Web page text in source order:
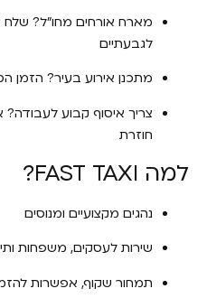
מארח אורחים מחו"ל? שלח
לגבעתיים
מתכנן אירוע בעיר? הזמן
צריך איסוף קבוע לעבודה?
חוזרת
למה FAST TAXI?
נהגים מקצועיים ומנוסים
שירות לעסקים, משפחות
תמחור שקוף, אפשרות